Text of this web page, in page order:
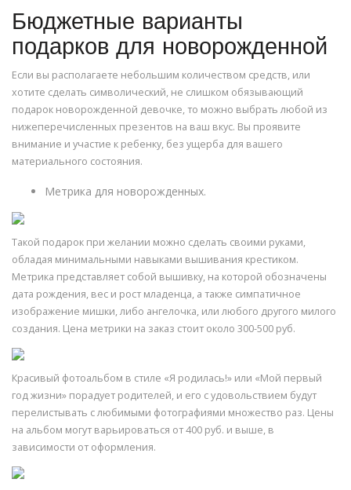
Бюджетные варианты
подарков для новорожденной
Если вы располагаете небольшим количеством средств, или
хотите сделать символический, не слишком обязывающий
подарок новорожденной девочке, то можно выбрать любой из
нижеперечисленных презентов на ваш вкус. Вы проявите
внимание и участие к ребенку, без ущерба для вашего
материального состояния.
Метрика для новорожденных.
Такой подарок при желании можно сделать своими руками,
обладая минимальными навыками вышивания крестиком.
Метрика представляет собой вышивку, на которой обозначены
дата рождения, вес и рост младенца, а также симпатичное
изображение мишки, либо ангелочка, или любого другого милого
создания. Цена метрики на заказ стоит около 300-500 руб.
Красивый фотоальбом в стиле «Я родилась!» или «Мой первый
год жизни» порадует родителей, и его с удовольствием будут
перелистывать с любимыми фотографиями множество раз. Цены
на альбом могут варьироваться от 400 руб. и выше, в
зависимости от оформления.